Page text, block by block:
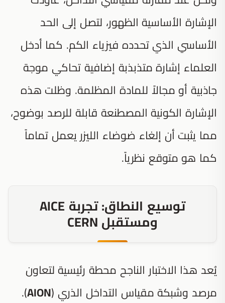
الإشارة الأساسية الظهور، لتصل إلى الحد
الأساسي الذي تحدده فيزياء الكم. كما أدخل
العلماء إشارة متذبذبة إضافية تحاكي موجة
جاذبية أو مجالاً للمادة المظلمة. وظلت هذه
الإشارة الكونية المصطنعة قابلة للرصد بوضوح،
مما يثبت أن إلغاء ضوضاء الليزر يعمل تماماً
كما هو متوقع نظرياً.
توسيع النطاق: تجربة AICE
ومستقبل CERN
يُعد هذا الاختبار الناجح محطة رئيسية لتعاون
مرصد وشبكة مقياس التداخل الذري (AION
).